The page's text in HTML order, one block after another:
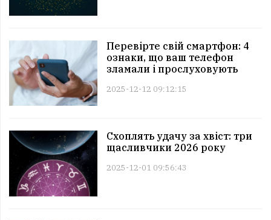
Перевірте свій смартфон: 4
ознаки, що ваш телефон
зламали і прослуховують
2025-12-12 09:12:15
Схоплять удачу за хвіст: три
щасливчики 2026 року
2025-12-01 09:56:43